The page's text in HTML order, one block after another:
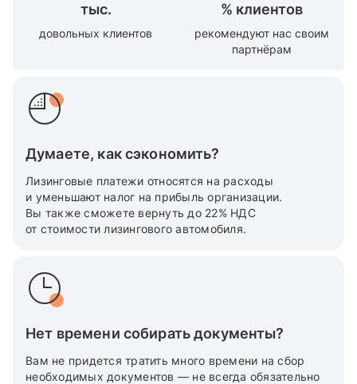
тыс.
довольных клиентов
% клиентов
рекомендуют нас своим
партнёрам
Думаете, как сэкономить?
Лизинговые платежи относятся на расходы
и уменьшают налог на прибыль организации.
Вы также cможете вернуть до 22% НДС
от стоимости лизингового автомобиля.
Нет времени собирать документы?
Вам не придется тратить много времени на сбор
необходимых документов — не всегда обязательно